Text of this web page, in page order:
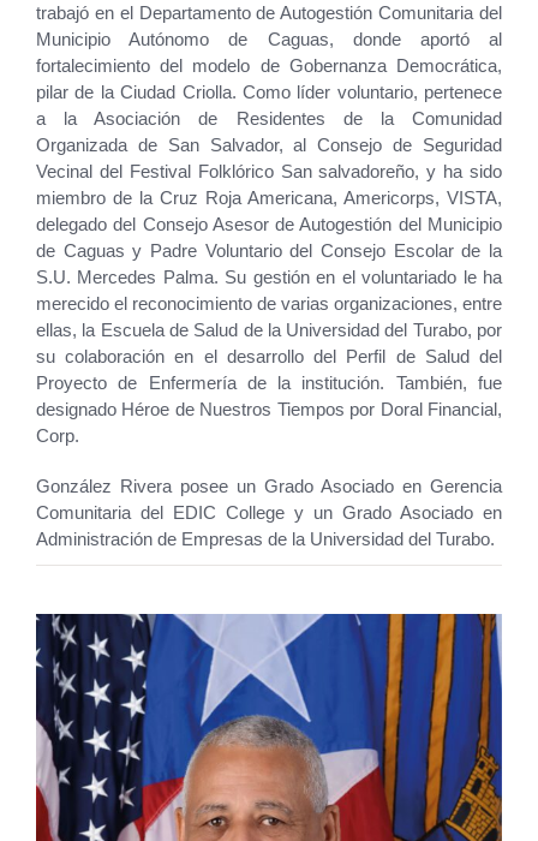
trabajó en el Departamento de Autogestión Comunitaria del
Municipio Autónomo de Caguas, donde aportó al
fortalecimiento del modelo de Gobernanza Democrática,
pilar de la Ciudad Criolla. Como líder voluntario, pertenece
a la Asociación de Residentes de la Comunidad
Organizada de San Salvador, al Consejo de Seguridad
Vecinal del Festival Folklórico San salvadoreño, y ha sido
miembro de la Cruz Roja Americana, Americorps, VISTA,
delegado del Consejo Asesor de Autogestión del Municipio
de Caguas y Padre Voluntario del Consejo Escolar de la
S.U. Mercedes Palma. Su gestión en el voluntariado le ha
merecido el reconocimiento de varias organizaciones, entre
ellas, la Escuela de Salud de la Universidad del Turabo, por
su colaboración en el desarrollo del Perfil de Salud del
Proyecto de Enfermería de la institución. También, fue
designado Héroe de Nuestros Tiempos por Doral Financial,
Corp.
González Rivera posee un Grado Asociado en Gerencia
Comunitaria del EDIC College y un Grado Asociado en
Administración de Empresas de la Universidad del Turabo.